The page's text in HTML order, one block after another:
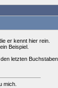
er kennt hier rein.
Beispiel.
letzten
mich.